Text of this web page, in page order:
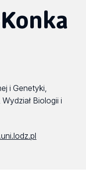
i Genetyki,
Biologii i